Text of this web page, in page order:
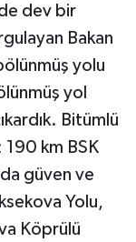
dev bir
Bakan
yolu
yol
Bitümlü
190 km BSK
güven ve
Yolu,
Köprülü